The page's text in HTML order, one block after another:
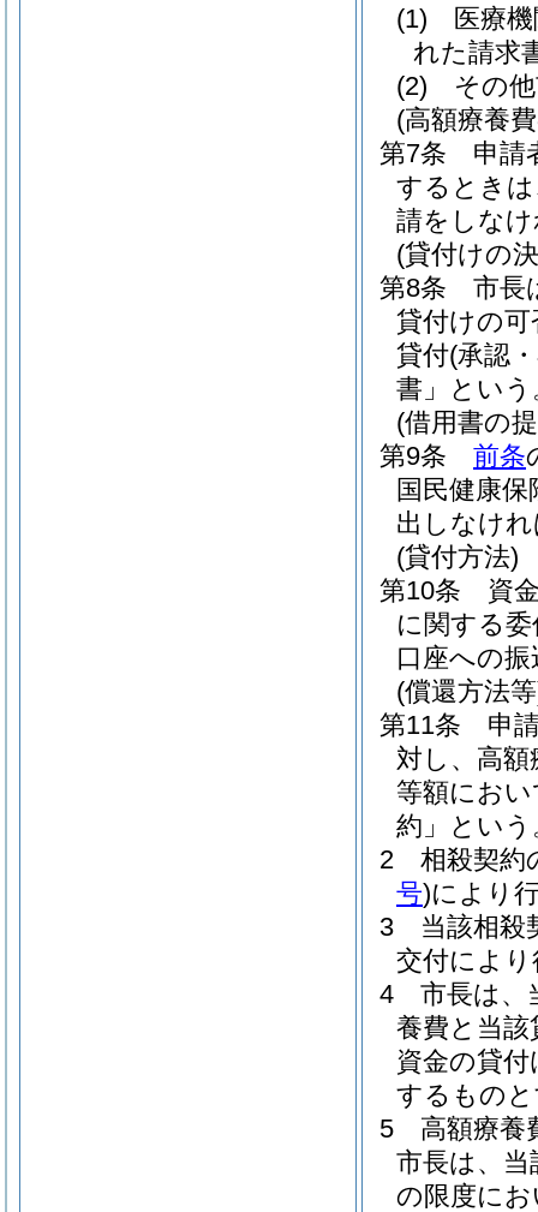
(1)
医療
れた請求
(2)
その
(高額療養
第7条
申請
するとき
請をしな
(貸付けの
第8条
市長
貸付けの可
貸付(承認
書」という
(借用書の
第9条
前条
国民健康
出しなけ
(貸付方法)
第10条
資
に関する
口座への
(償還方法
第11条
申
対し、高
等額にお
約」という
2
相殺契約
号)により
3
当該相殺
交付によ
4
市長は、
養費と当
資金の貸
するもの
5
高額療養
市長は、
の限度に